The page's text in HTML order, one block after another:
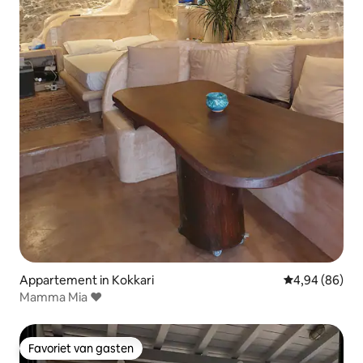
Appartement in Kokkari Gemiddelde
4,94 (86)
Mamma Mia ❤
Favoriet van gasten
Favoriet van gasten